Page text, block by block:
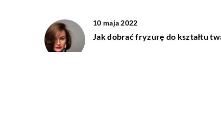
10 maja 2022
Jak dobrać fryzurę do kształtu